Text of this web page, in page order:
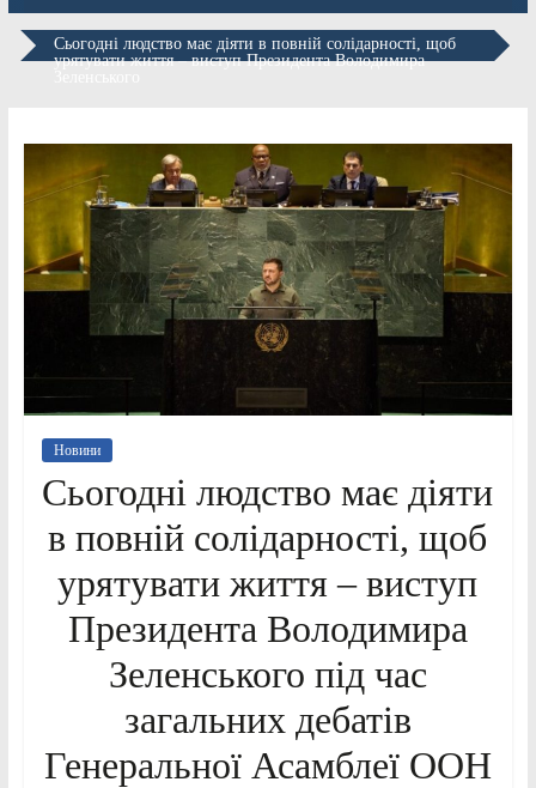
Сьогодні людство має діяти в повній солідарності, щоб
урятувати життя – виступ Президента Володимира
Новини
Сьогодні людство має діяти
в повній солідарності, щоб
урятувати життя – виступ
Президента Володимира
Зеленського під час
загальних дебатів
Генеральної Асамблеї ООН